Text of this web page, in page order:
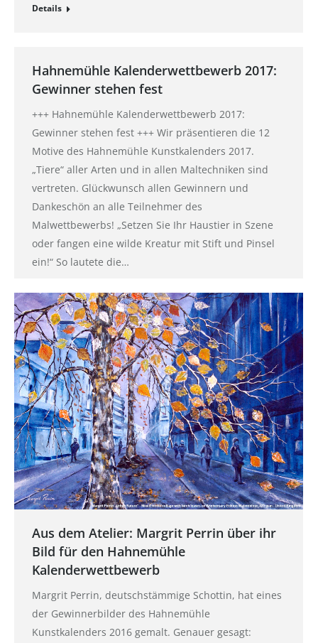
Details
Hahnemühle Kalenderwettbewerb 2017:
Gewinner stehen fest
+++ Hahnemühle Kalenderwettbewerb 2017:
Gewinner stehen fest +++ Wir präsentieren die 12
Motive des Hahnemühle Kunstkalenders 2017.
„Tiere“ aller Arten und in allen Maltechniken sind
vertreten. Glückwunsch allen Gewinnern und
Dankeschön an alle Teilnehmer des
Malwettbewerbs! „Setzen Sie Ihr Haustier in Szene
oder fangen eine wilde Kreatur mit Stift und Pinsel
ein!“ So lautete die…
Aus dem Atelier: Margrit Perrin über ihr
Bild für den Hahnemühle
Kalenderwettbewerb
Margrit Perrin, deutschstämmige Schottin, hat eines
der Gewinnerbilder des Hahnemühle
Kunstkalenders 2016 gemalt. Genauer gesagt: